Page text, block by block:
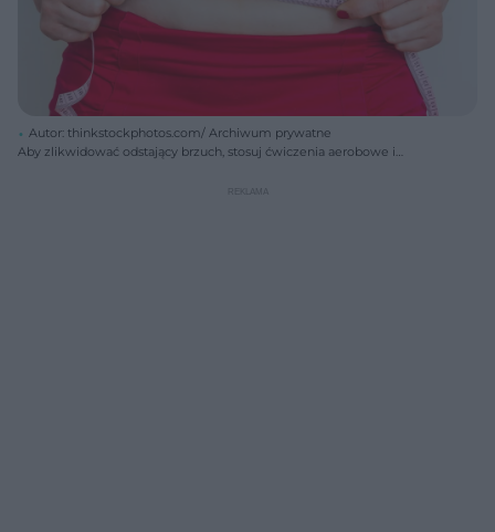
Autor: thinkstockphotos.com/ Archiwum prywatne
Aby zlikwidować odstający brzuch, stosuj ćwiczenia aerobowe i